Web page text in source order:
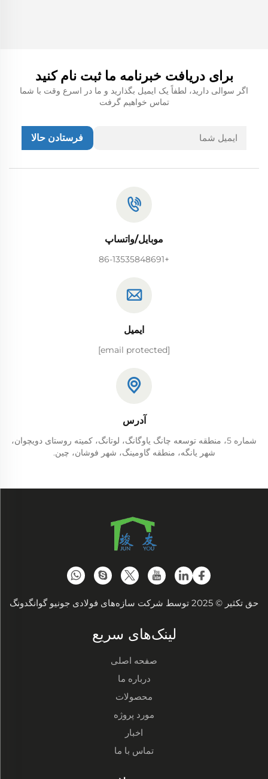
برای دریافت خبرنامه ما ثبت نام کنید
اگر سوالی دارید، لطفاً یک ایمیل بگذارید و ما در اسرع وقت با شما
تماس خواهیم گرفت
فرستادن حالا
موبایل/واتساپ
+86-13535848691
ایمیل
[email protected]
آدرس
شماره 5، منطقه توسعه چانگ یاوگانگ، لوتانگ، کمیته روستای دویچوان،
شهر یانگه، منطقه گاومینگ، شهر فوشان، چین.
حق تکثیر © 2025 توسط شرکت سازه‌های فولادی جونیو گوانگدونگ
لینک‌های سریع
صفحه اصلی
درباره ما
محصولات
مورد پروژه
اخبار
تماس با ما